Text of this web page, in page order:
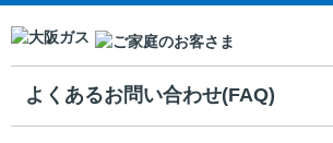
よくあるお問い合わせ(FAQ)